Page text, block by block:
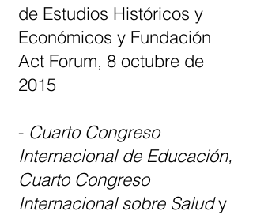
de Estudios Históricos y
Económicos y Fundación
Act Forum, 8 octubre de
2015
- Cuarto Congreso
Internacional de Educación,
Cuarto Congreso
Internacional sobre Saludy